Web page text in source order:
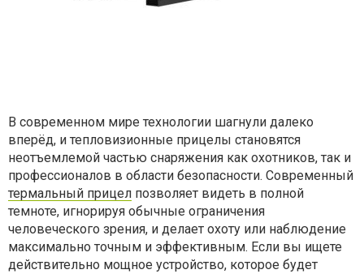
В современном мире технологии шагнули далеко
вперёд, и тепловизионные прицелы становятся
неотъемлемой частью снаряжения как охотников, так и
профессионалов в области безопасности. Современный
термальный прицел позволяет видеть в полной
темноте, игнорируя обычные ограничения
человеческого зрения, и делает охоту или наблюдение
максимально точным и эффективным. Если вы ищете
действительно мощное устройство, которое будет